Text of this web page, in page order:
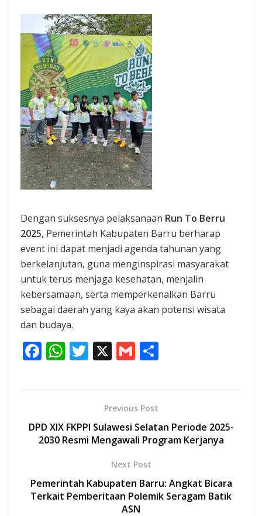
Dengan suksesnya pelaksanaan Run To Berru
2025, Pemerintah Kabupaten Barru berharap
event ini dapat menjadi agenda tahunan yang
berkelanjutan, guna menginspirasi masyarakat
untuk terus menjaga kesehatan, menjalin
kebersamaan, serta memperkenalkan Barru
sebagai daerah yang kaya akan potensi wisata
dan budaya.
F
o
o
W
A
p
T
er
X G
l
Previous Post
DPD XIX FKPPI Sulawesi Selatan Periode 2025-
2030 Resmi Mengawali Program Kerjanya
Next Post
Pemerintah Kabupaten Barru: Angkat Bicara
Terkait Pemberitaan Polemik Seragam Batik
ASN